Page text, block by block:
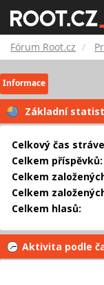
Fórum Root.cz
Informace
Základní
Celkový čas
Celkem příspěvků:
Celkem
Celkem
Celkem hlasů:
Aktivita podle